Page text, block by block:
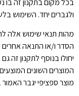
בכל מקום בתקנון זה בו
ולגברים יחד. השימוש
מהות תנאי שימוש אלה
הסדר ו/או התנאה אחרים
יחולו בנוסף לתקנון זה
המוצרים השונים
מוצר ספציפי יגבר